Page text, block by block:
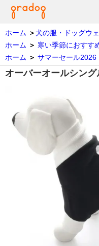
ホーム ＞犬の服・ドッグウ
ホーム ＞ 寒い季節におすす
ホーム ＞ サマーセール2026
オーバーオールシング